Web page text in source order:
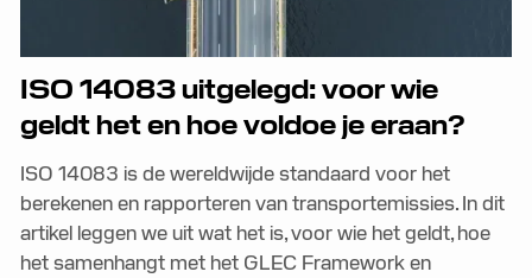
ISO 14083 uitgelegd: voor wie
geldt het en hoe voldoe je eraan?
ISO 14083 is de wereldwijde standaard voor het
berekenen en rapporteren van transportemissies. In dit
artikel leggen we uit wat het is, voor wie het geldt, hoe
het samenhangt met het GLEC Framework en